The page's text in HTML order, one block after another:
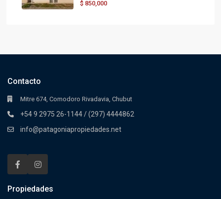
$ 850,000
Contacto
Mitre 674, Comodoro Rivadavia, Chubut
+54 9 2975 26-1144 / (297) 4444862
info@patagoniapropiedades.net
Propiedades